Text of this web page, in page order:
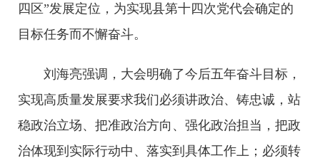
四区”发展定位，为实现县第十四次党代会确定的
目标任务而不懈奋斗。
刘海亮强调，大会明确了今后五年奋斗目标，
实现高质量发展要求我们必须讲政治、铸忠诚，站
稳政治立场、把准政治方向、强化政治担当，把政
治体现到实际行动中、落实到具体工作上；必须转